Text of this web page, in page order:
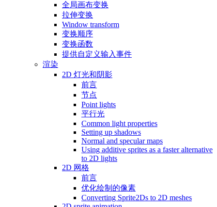
全局画布变换
拉伸变换
Window transform
变换顺序
变换函数
提供自定义输入事件
渲染
2D 灯光和阴影
前言
节点
Point lights
平行光
Common light properties
Setting up shadows
Normal and specular maps
Using additive sprites as a faster alternative
to 2D lights
2D 网格
前言
优化绘制的像素
Converting Sprite2Ds to 2D meshes